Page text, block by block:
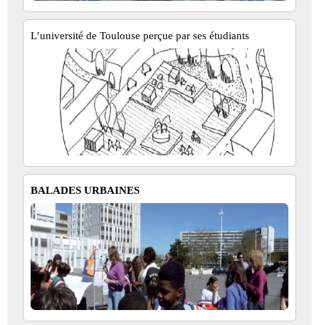
L’université de Toulouse perçue par ses étudiants
BALADES URBAINES